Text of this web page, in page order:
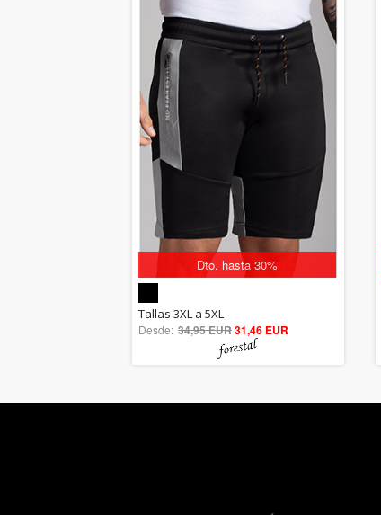
Dto. hasta 30%
5.00
out of 5
Tallas 3XL a 5XL
Desde: 34,95 EUR31,46 EUR